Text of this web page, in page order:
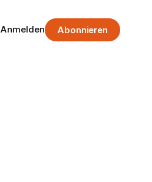
Anmelden Abonnieren